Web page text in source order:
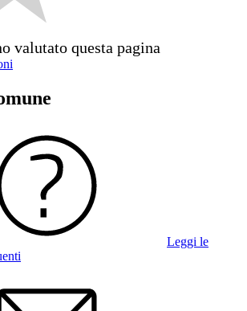
valutato questa pagina
Leggi le